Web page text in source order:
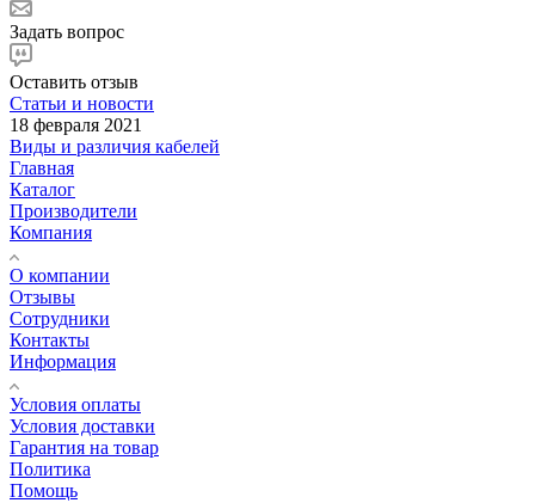
Задать вопрос
Оставить отзыв
Статьи и новости
18 февраля 2021
Виды и различия кабелей
Главная
Каталог
Производители
Компания
О компании
Отзывы
Сотрудники
Контакты
Информация
Условия оплаты
Условия доставки
Гарантия на товар
Политика
Помощь